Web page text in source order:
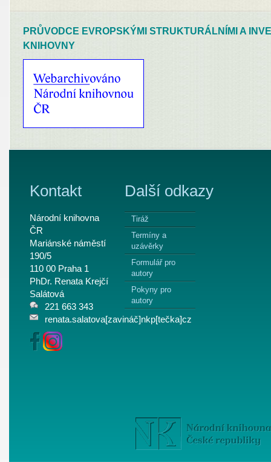
PRŮVODCE EVROPSKÝMI STRUKTURÁLNÍMI A
KNIHOVNY
Kontakt
Národní knihovna
ČR
Mariánské náměstí
190/5
110 00 Praha 1
PhDr. Renata Krejčí
Salátová
221 663 343
renata.salatova[zavináč]nkp[tečka]cz
Další odkazy
Tiráž
Termíny a
uzávěrky
Formulář pro
autory
Pokyny pro
autory